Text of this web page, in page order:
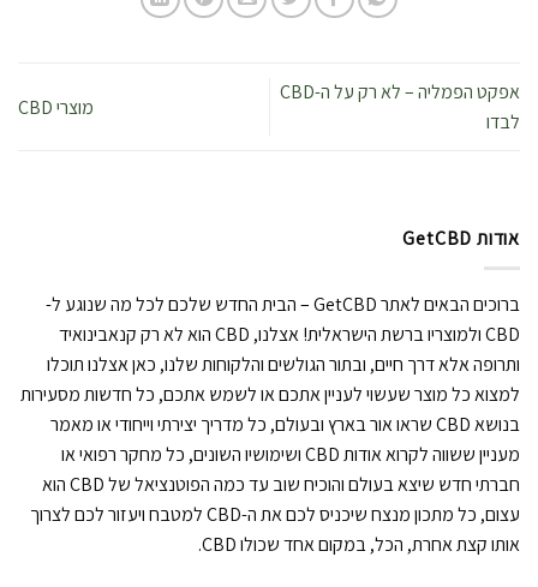
אפקט הפמליה – לא רק על ה-CBD
לבדו
מוצרי CBD
אודות GetCBD
ברוכים הבאים לאתר GetCBD – הבית החדש שלכם לכל מה שנוגע ל-
CBD ולמוצריו ברשת הישראלית! אצלנו, CBD הוא לא רק קנאבינואיד
ותרופה אלא דרך חיים, ובתור הגולשים והלקוחות שלנו, כאן אצלנו תוכלו
למצוא כל מוצר שעשוי לעניין אתכם או לשמש אתכם, כל חדשות מסעירות
בנושא CBD שראו אור בארץ ובעולם, כל מדריך יצירתי וייחודי או מאמר
מעניין ששווה לקרוא אודות CBD ושימושיו השונים, כל מחקר רפואי או
חברתי חדש שיצא בעולם והוכיח שוב עד כמה הפוטנציאל של CBD הוא
עצום, כל מתכון מנצח שיכניס לכם את ה-CBD למטבח ויעזור לכם לצרוך
אותו קצת אחרת, הכל, במקום אחד שכולו CBD.